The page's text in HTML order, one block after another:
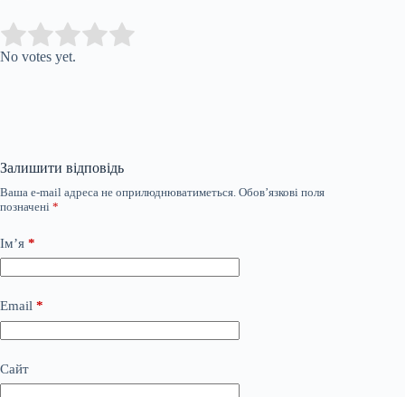
Rate this item:
No votes yet.
Залишити відповідь
Ваша e-mail адреса не оприлюднюватиметься. Обов’язкові поля
позначені *
Ім’я *
Email *
Сайт